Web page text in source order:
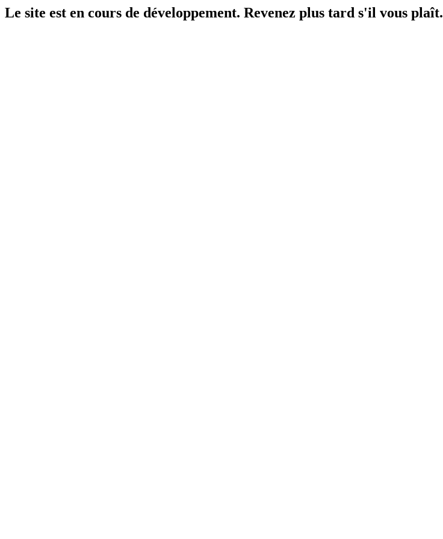
Le site est en cours de développement. Revenez plus tard s'il vous plaît.